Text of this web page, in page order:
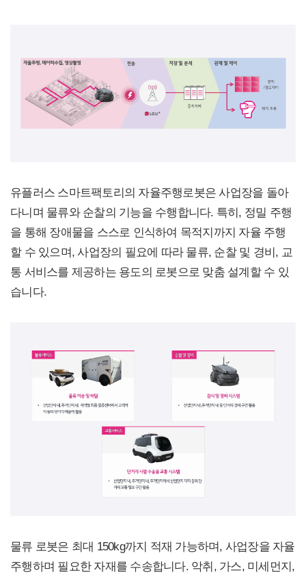
유플러스 스마트팩토리의 자율주행로봇은 사업장을 돌아
다니며 물류와 순찰의 기능을 수행합니다. 특히, 정밀 주행
을 통해 장애물을 스스로 인식하여 목적지까지 자율 주행
할 수 있으며, 사업장의 필요에 따라 물류, 순찰 및 경비, 교
통 서비스를 제공하는 용도의 로봇으로 맞춤 설계할 수 있
습니다.
물류 로봇은 최대 150kg까지 적재 가능하며, 사업장을 자율
주행하며 필요한 자재를 수송합니다. 악취, 가스, 미세먼지,